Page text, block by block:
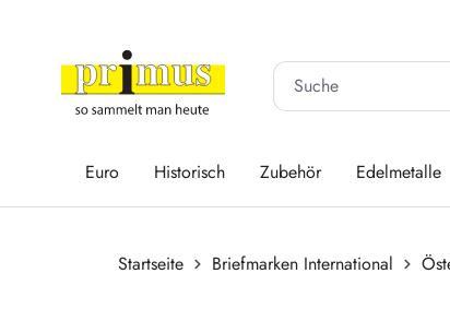
Euro Historisch Zubehör Edelmetalle
Startseite Briefmarken International